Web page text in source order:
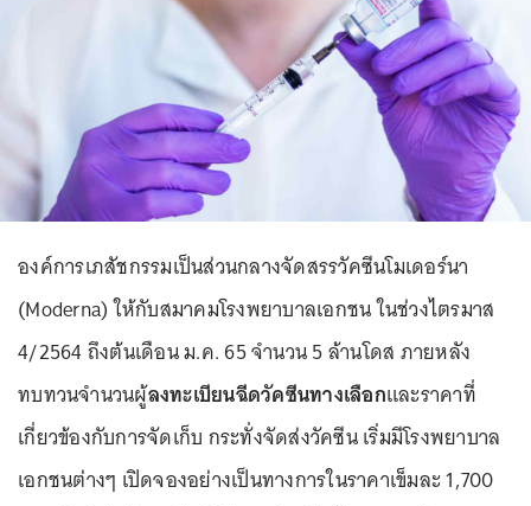
องค์การเภสัชกรรมเป็นส่วนกลางจัดสรรวัคซีนโมเดอร์นา
(Moderna) ให้กับสมาคมโรงพยาบาลเอกชน ในช่วงไตรมาส
4/2564 ถึงต้นเดือน ม.ค. 65 จำนวน 5 ล้านโดส ภายหลัง
ทบทวนจำนวนผู้ลงทะเบียนฉีดวัคซีนทางเลือกและราคาที่
เกี่ยวข้องกับการจัดเก็บ กระทั่งจัดส่งวัคซีน เริ่มมีโรงพยาบาล
เอกชนต่างๆ เปิดจองอย่างเป็นทางการในราคาเข็มละ 1,700